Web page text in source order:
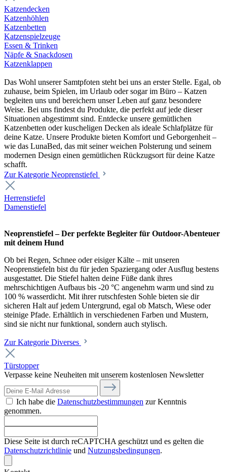
Katzendecken
Katzenhöhlen
Katzenbetten
Katzenspielzeuge
Essen & Trinken
Näpfe & Snackdosen
Katzenklappen
Das Wohl unserer Samtpfoten steht bei uns an erster Stelle. Egal, ob
zuhause, beim Spielen, im Urlaub oder sogar im Büro – Katzen
begleiten uns und bereichern unser Leben auf ganz besondere
Weise. Bei uns findest du Produkte, die perfekt auf jede dieser
Situationen abgestimmt sind. Entdecke unsere gemütlichen
Katzenbetten oder kuscheligen Decken als ideale Schlafplätze für
deine Katze. Unsere Produkte bieten Komfort und Geborgenheit –
wie das LunaBed, das mit seiner weichen Polsterung und seinem
modernen Design einen gemütlichen Rückzugsort für deine Katze
schafft.
Zur Kategorie Neoprenstiefel
Herrenstiefel
Damenstiefel
Neoprenstiefel – Der perfekte Begleiter für Outdoor-Abenteuer
mit deinem Hund
Ob bei Regen, Schnee oder eisiger Kälte – mit unseren
Neoprenstiefeln bist du für jeden Spaziergang oder Ausflug bestens
ausgestattet. Die Stiefel halten deine Füße dank ihres
mehrschichtigen Aufbaus bis -20 °C angenehm warm und sind zu
100 % wasserdicht. Mit ihrer rutschfesten Sohle bieten sie dir
sicheren Halt auf jedem Untergrund, egal ob Matsch, Wiese oder
steinige Pfade. Erhältlich in verschiedenen Farben und Mustern,
sind sie nicht nur funktional, sondern auch stylisch.
Zur Kategorie Diverses
Türstopper
Verpasse keine Neuheiten mit unserem kostenlosen Newsletter
Ich habe die Datenschutzbestimmungen zur Kenntnis
genommen.
Diese Seite ist durch reCAPTCHA geschützt und es gelten die
Datenschutzrichtlinie und Nutzungsbedingungen.